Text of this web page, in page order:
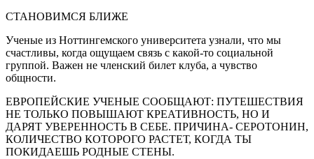
СТАНОВИМСЯ БЛИЖЕ
Ученые из Ноттин­гемского универси­тета узнали, что мы
счастливы, когда ощущаем связь с какой-то социаль­ной
группой. Важен не членский билет клуба, а чувство
общности.
ЕВРОПЕЙСКИЕ УЧЕНЫЕ СООБЩА­ЮТ: ПУТЕШЕСТВИЯ
НЕ ТОЛЬКО ПОВЫ­ШАЮТ КРЕАТИВ­НОСТЬ, НО И
ДАРЯТ УВЕРЕННОСТЬ В СЕБЕ. ПРИЧИНА- СЕРОТОНИН,
КОЛИ­ЧЕСТВО КОТОРОГО РАСТЕТ, КОГДА ТЫ
ПОКИДАЕШЬ РОДНЫЕ СТЕНЫ.